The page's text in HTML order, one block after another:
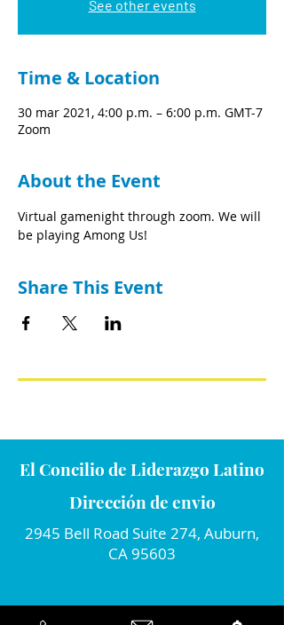
See other events
Time & Location
30 mar 2021, 4:00 p.m. – 6:00 p.m. GMT-7
Zoom
About the Event
Virtual gamenight through zoom. We will
be playing Among Us!
Share This Event
El Concilio de Liderazgo Latino
Dirección de envio
2945 Bell Road Suite 274, Auburn,
CA 95603
Conecta con nosotros